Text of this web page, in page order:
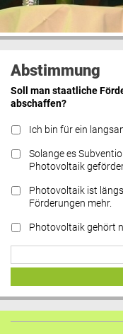
Abstimmung
Soll man staatliche
abschaffen?
Ich bin für ein
Solange es
Photovoltaik
Photovoltaik ist
Förderungen mehr.
Photovoltaik gehört